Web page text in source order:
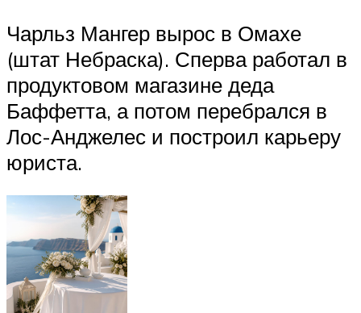
Чарльз Мангер вырос в Омахе
(штат Небраска). Сперва работал в
продуктовом магазине деда
Баффетта, а потом перебрался в
Лос-Анджелес и построил карьеру
юриста.